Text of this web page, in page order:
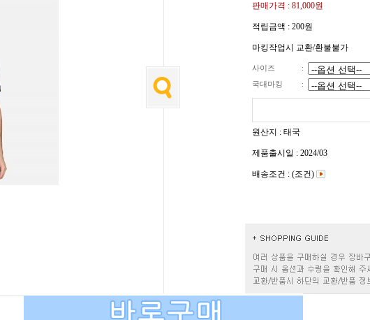
판매가격 : 81,000원
적립금액 : 200원
마킹작업시 교환/환불불가
사이즈
:
국대마킹
:
원산지 : 태국
제품출시일 : 2024/03
배송조건 : (조건)